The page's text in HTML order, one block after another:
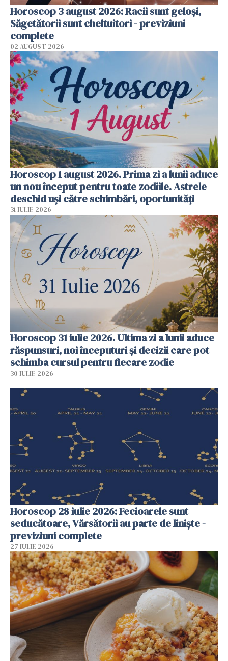
Horoscop 3 august 2026: Racii sunt geloși,
Săgetătorii sunt cheltuitori - previziuni
complete
02 AUGUST 2026
Horoscop 1 august 2026. Prima zi a lunii aduce
un nou început pentru toate zodiile. Astrele
deschid uși către schimbări, oportunități
31 IULIE 2026
Horoscop 31 iulie 2026. Ultima zi a lunii aduce
răspunsuri, noi începuturi și decizii care pot
schimba cursul pentru fiecare zodie
30 IULIE 2026
Horoscop 28 iulie 2026: Fecioarele sunt
seducătoare, Vărsătorii au parte de liniște -
previziuni complete
27 IULIE 2026